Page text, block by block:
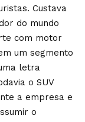
Custava
do mundo
com motor
um segmento
letra
o SUV
a empresa e
o